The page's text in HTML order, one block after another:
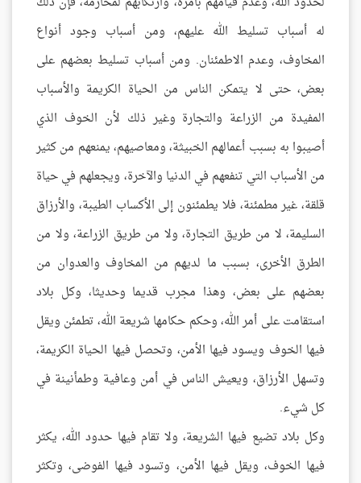
له أسباب تسليط الله عليهم، ومن أسباب وجود أنواع
المخاوف، وعدم الاطمئنان. ومن أسباب تسليط بعضهم على
بعض، حتى لا يتمكن الناس من الحياة الكريمة والأسباب
المفيدة من الزراعة والتجارة وغير ذلك لأن الخوف الذي
أصيبوا به بسبب أعمالهم الخبيثة، ومعاصيهم، يمنعهم من كثير
من الأسباب التي تنفعهم في الدنيا والآخرة، ويجعلهم في حياة
قلقة، غير مطمئنة، فلا يطمئنون إلى الأكساب الطيبة، والأرزاق
السليمة، لا من طريق التجارة، ولا من طريق الزراعة، ولا من
الطرق الأخرى، بسبب ما لديهم من المخاوف والعدوان من
بعضهم على بعض، وهذا مجرب قديما وحديثا، وكل بلاد
استقامت على أمر الله، وحكم حكامها شريعة الله، تطمئن ويقل
فيها الخوف ويسود فيها الأمن، وتحصل فيها الحياة الكريمة،
وتسهل الأرزاق، ويعيش الناس في أمن وعافية وطمأنينة في
كل شيء.
وكل بلاد تضيع فيها الشريعة، ولا تقام فيها حدود الله، يكثر
فيها الخوف، ويقل فيها الأمن، وتسود فيها الفوضى، وتكثر